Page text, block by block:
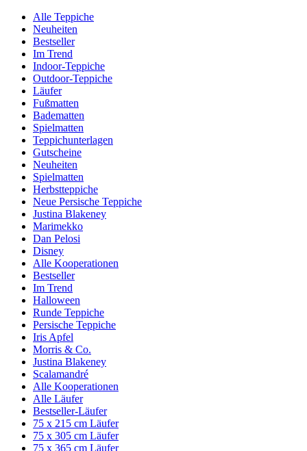
Alle Teppiche
Neuheiten
Bestseller
Im Trend
Indoor-Teppiche
Outdoor-Teppiche
Läufer
Fußmatten
Badematten
Spielmatten
Teppichunterlagen
Gutscheine
Neuheiten
Spielmatten
Herbstteppiche
Neue Persische Teppiche
Justina Blakeney
Marimekko
Dan Pelosi
Disney
Alle Kooperationen
Bestseller
Im Trend
Halloween
Runde Teppiche
Persische Teppiche
Iris Apfel
Morris & Co.
Justina Blakeney
Scalamandré
Alle Kooperationen
Alle Läufer
Bestseller-Läufer
75 x 215 cm Läufer
75 x 305 cm Läufer
75 x 365 cm Läufer